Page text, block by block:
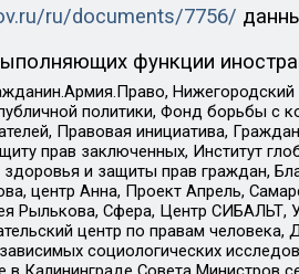
ru/documents/7756/
функции
политики, Фонд борьбы
Правовая инициатива,
прав заключенных, Институт
и защиты прав граждан,
центр Анна, Проект Апрель,
Рылькова, Сфера, Центр СИБАЛЬТ,
центр по правам
социологических